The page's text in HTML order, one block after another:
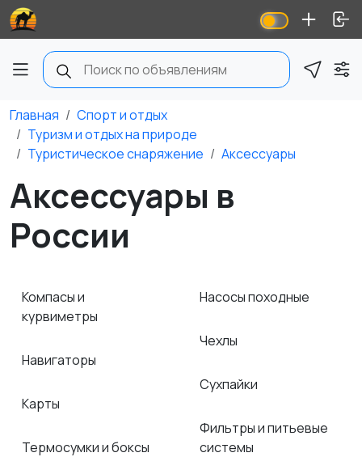
Главная
Спорт и отдых
Туризм и отдых на природе
Туристическое снаряжение
Аксессуары
Аксессуары в
России
Компасы и
курвиметры
Навигаторы
Карты
Термосумки и боксы
Насосы походные
Чехлы
Сухпайки
Фильтры и питьевые
системы